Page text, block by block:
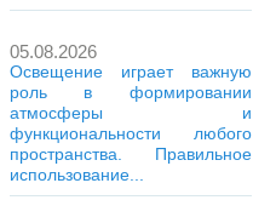
05.08.2026
Освещение играет важную
роль в формировании
атмосферы и
функциональности любого
пространства. Правильное
использование...